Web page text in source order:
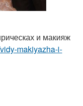
и макияж
makiyazha-i-